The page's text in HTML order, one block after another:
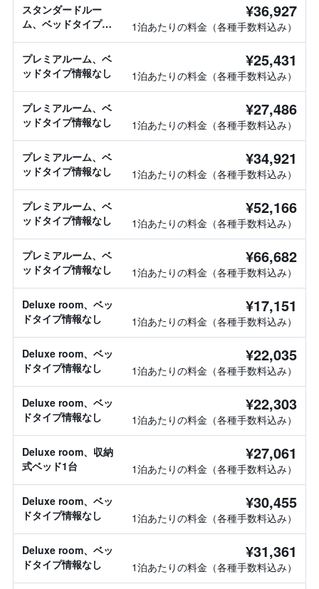
スタンダードルー
ム、ベッドタイプ情
¥36,927
1泊あたりの料金（各種手数料込み）
プレミアルーム、ベ
ッドタイプ情報なし
¥25,431
1泊あたりの料金（各種手数料込み）
プレミアルーム、ベ
ッドタイプ情報なし
¥27,486
1泊あたりの料金（各種手数料込み）
プレミアルーム、ベ
ッドタイプ情報なし
¥34,921
1泊あたりの料金（各種手数料込み）
プレミアルーム、ベ
ッドタイプ情報なし
¥52,166
1泊あたりの料金（各種手数料込み）
プレミアルーム、ベ
ッドタイプ情報なし
¥66,682
1泊あたりの料金（各種手数料込み）
Deluxe room、ベッ
ドタイプ情報なし
¥17,151
1泊あたりの料金（各種手数料込み）
Deluxe room、ベッ
ドタイプ情報なし
¥22,035
1泊あたりの料金（各種手数料込み）
Deluxe room、ベッ
ドタイプ情報なし
¥22,303
1泊あたりの料金（各種手数料込み）
Deluxe room、収納
式ベッド1台
¥27,061
1泊あたりの料金（各種手数料込み）
Deluxe room、ベッ
ドタイプ情報なし
¥30,455
1泊あたりの料金（各種手数料込み）
Deluxe room、ベッ
ドタイプ情報なし
¥31,361
1泊あたりの料金（各種手数料込み）